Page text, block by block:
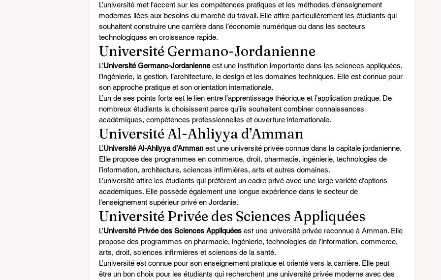
L’université met l’accent sur les compétences pratiques et les méthodes d’enseignement
modernes liées aux besoins du marché du travail. Elle attire particulièrement les étudiants qui
souhaitent construire une carrière dans l’économie numérique ou dans les secteurs
technologiques en croissance rapide.
Université Germano-Jordanienne
L’Université Germano-Jordanienne est une institution importante dans les sciences appliquées,
l’ingénierie, la gestion, l’architecture, le design et les domaines techniques. Elle est connue pour
son approche pratique et son orientation internationale.
L’un de ses points forts est le lien entre l’apprentissage théorique et l’application pratique. De
nombreux étudiants la choisissent parce qu’ils souhaitent combiner connaissances
académiques, compétences professionnelles et ouverture internationale.
Université Al-Ahliyya d’Amman
L’Université Al-Ahliyya d’Amman est une université privée connue dans la capitale jordanienne.
Elle propose des programmes en commerce, droit, pharmacie, ingénierie, technologies de
l’information, architecture, sciences infirmières, arts et autres domaines.
L’université attire les étudiants qui préfèrent un cadre privé avec une large variété d’options
académiques. Elle possède également une longue expérience dans le secteur de
l’enseignement supérieur privé en Jordanie.
Université Privée des Sciences Appliquées
L’Université Privée des Sciences Appliquées est une université privée reconnue à Amman. Elle
propose des programmes en pharmacie, ingénierie, technologies de l’information, commerce,
arts, droit, sciences infirmières et sciences de la santé.
L’université est connue pour son enseignement pratique et orienté vers la carrière. Elle peut
être un bon choix pour les étudiants qui recherchent une université privée moderne avec des